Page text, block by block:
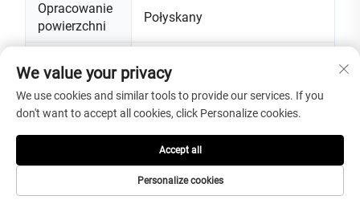
Opracowanie
powierzchni
Połyskany
Zastosowania
okładziny ścian, blachy
kuchenne, listwy ochronne nad
blachami kuchennymi,
obłożenie kabiny prysznicowej,
blaty mebli oraz akcenty
dekoracyjne
We value your privacy
We use cookies and similar tools to provide our services. If you
don't want to accept all cookies, click Personalize cookies.
Personalize cookies
Accept all